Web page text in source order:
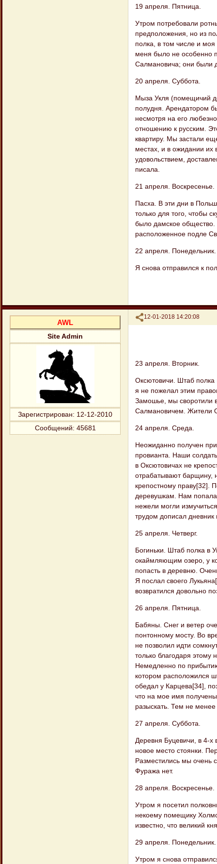
19 апреля. Пятница.
Утром потребовали
предположения, но из
полка, в том числе и
меня было не особенно
Салмановича; они были
20 апреля. Суббота.
Мыза Укля (помещичий
полудня. Арендатором
несмотря на его
отношению к русским.
квартиру. Мы застали
местах, и в ожидании их
удовольствием,
писала.
21 апреля. Воскресенье.
Пасха. В эти дни в
только для того, чтобы
было дамское
расположенное подле
22 апреля. Понедельник.
Я снова отправился к
Поделиться
12-01-2018 14:20:08
AWL
Site Admin
Зарегистрирован: 12-12-2010
Сообщений: 45681
23 апреля. Вторник.
Оксютовичи. Штаб полка
я не пожелал этим
Замошье, мы своротили
Салмановичем. Жители
24 апреля. Среда.
Неожиданно получен
провианта. Наши
в Оксютовичах не
отрабатывают барщину,
крепостному праву[32].
деревушкам. Нам
нежели могли
трудом дописал
25 апреля. Четверг.
Богиньки. Штаб полка в
окаймляющим озеро, у
попасть в деревню.
Я послал своего
возвратился довольно
26 апреля. Пятница.
Бабяны. Снег и ветер
понтонному мосту. Во
не позволил идти
только благодаря этому
Немедленно по
котором расположился
обедал у Карцева[34],
что на мое имя получены
разыскать. Тем не
27 апреля. Суббота.
Деревня Буцевичи, в 4-х
новое место стоянки.
Разместились мы очень
Фуража нет.
28 апреля. Воскресенье.
Утром я посетил
некоему помещику
известно, что великий
29 апреля. Понедельник.
Утром я снова